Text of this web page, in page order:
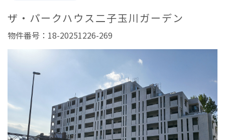
ザ・パークハウス二子玉川ガーデン
物件番号：18-20251226-269